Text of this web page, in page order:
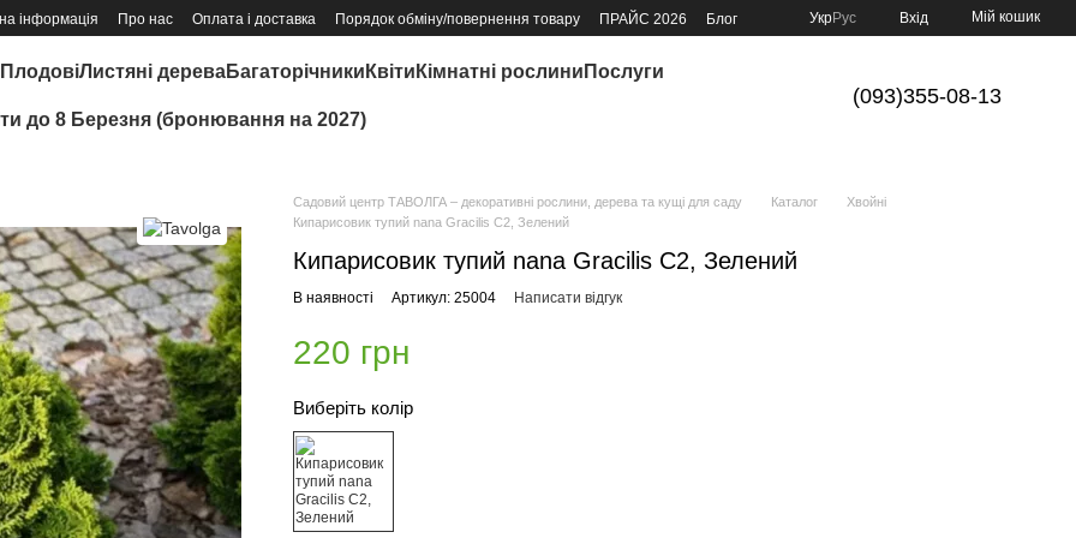
інформація Про нас Оплата і доставка Порядок обміну/повернення товару ПРАЙС 2026
Блог
УкрРус Вхід Мій кошик
ПлодовіЛистяні дереваБагаторічники Квіти Кімнатні рослини Послуги
до 8 Березня (бронювання на 2027)
(093)355-08-13
Садовий центр ТАВОЛГА – декоративні рослини, дерева та кущі для саду Каталог
Хвойні
Кипарисовик тупий nana Gracilis C2, Зелений
Кипарисовик тупий nana Gracilis C2, Зелений
В наявності Артикул: 25004 Написати відгук
220 грн
Виберіть колір